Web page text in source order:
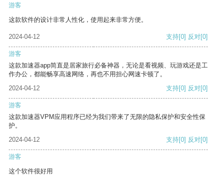
游客
这款软件的设计非常人性化，使用起来非常方便。
2024-04-12 支持[0] 反对[0]
游客
这款加速器app简直是居家旅行必备神器，无论是看视频、玩游戏还是工
作办公，都能畅享高速网络，再也不用担心网速卡顿了。
2024-04-12
支持[0] 反对[0]
游客
这款加速器VPM应用程序已经为我们带来了无限的隐私保护和安全性保
护。
2024-04-12
支持[0] 反对[0]
游客
这个软件很好用